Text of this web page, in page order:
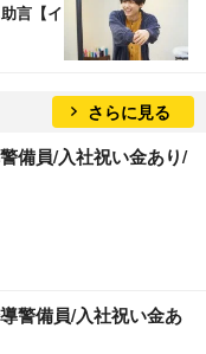
言【イ
さらに見る
備員/入社祝い金あり/
警備員/入社祝い金あ